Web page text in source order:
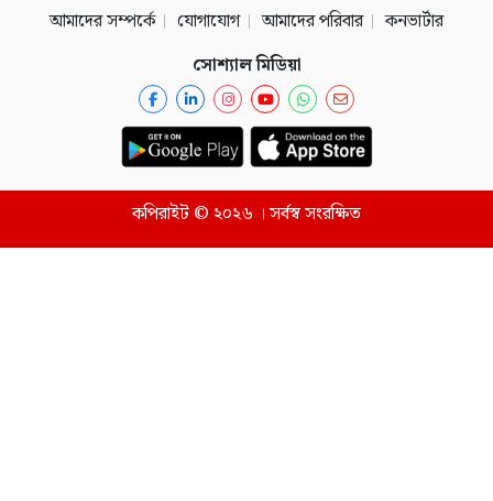
আমাদের সম্পর্কে
যোগাযোগ আমাদের পরিবার
কনভার্টার
সোশ্যাল মিডিয়া
কপিরাইট © ২০২৬ । সর্বস্ব সংরক্ষিত